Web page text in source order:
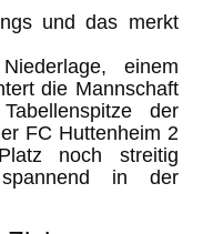
und das merkt
einem
die Mannschaft
der
FC Huttenheim 2
noch streitig
in der